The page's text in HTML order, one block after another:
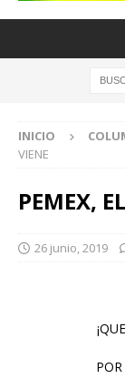
INICIO
VIENE
PEMEX,
26 junio, 2019